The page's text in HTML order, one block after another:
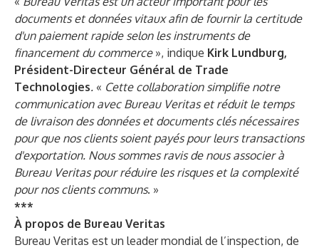
documents et données vitaux afin de fournir la certitude
d'un paiement rapide selon les instruments de
financement du commerce», indique Kirk Lundburg,
Président-Directeur Général de Trade
Technologies. « Cette collaboration simplifie notre
communication avec Bureau Veritas et réduit le temps
de livraison des données et documents clés nécessaires
pour que nos clients soient payés pour leurs transactions
d'exportation. Nous sommes ravis de nous associer à
Bureau Veritas pour réduire les risques et la complexité
pour nos clients communs. »
***
À propos de Bureau Veritas
Bureau Veritas est un leader mondial de l’inspection, de